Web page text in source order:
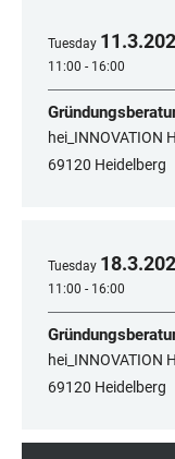
Tuesday 11.3.
11:00 - 16:00
hei_INNOVATION
69120 Heidelberg
Tuesday 18.3.
11:00 - 16:00
hei_INNOVATION
69120 Heidelberg